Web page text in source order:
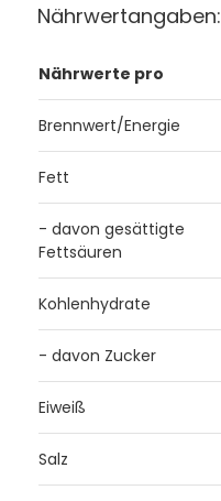
Nährwertangaben:
Nährwerte pro
Brennwert/Energie
Fett
- davon gesättigte
Fettsäuren
Kohlenhydrate
- davon Zucker
Eiweiß
Salz